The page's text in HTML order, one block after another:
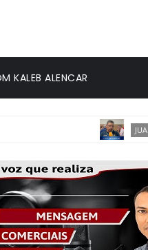
KALEB ALENCAR
JUAZEIRO